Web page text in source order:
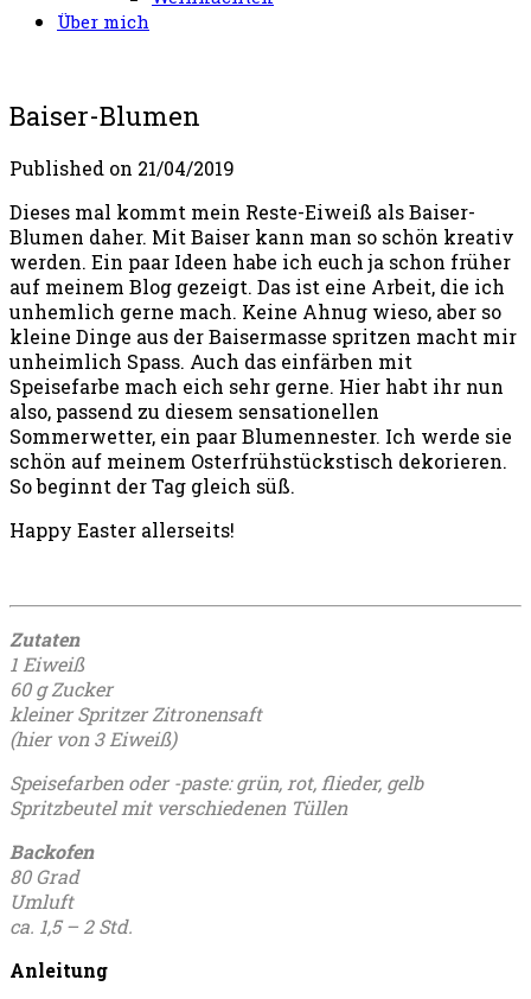
Über mich
Baiser-Blumen
Published on 21/04/2019
Dieses mal kommt mein Reste-Eiweiß als Baiser-
Blumen daher. Mit Baiser kann man so schön kreativ
werden. Ein paar Ideen habe ich euch ja schon früher
auf meinem Blog gezeigt. Das ist eine Arbeit, die ich
unhemlich gerne mach. Keine Ahnug wieso, aber so
kleine Dinge aus der Baisermasse spritzen macht mir
unheimlich Spass. Auch das einfärben mit
Speisefarbe mach eich sehr gerne. Hier habt ihr nun
also, passend zu diesem sensationellen
Sommerwetter, ein paar Blumennester. Ich werde sie
schön auf meinem Osterfrühstückstisch dekorieren.
So beginnt der Tag gleich süß.
Happy Easter allerseits!
Zutaten
1 Eiweiß
60 g Zucker
kleiner Spritzer Zitronensaft
(hier von 3 Eiweiß)
Speisefarben oder -paste: grün, rot, flieder, gelb
Spritzbeutel mit verschiedenen Tüllen
Backofen
80 Grad
Umluft
ca. 1,5 – 2 Std.
Anleitung